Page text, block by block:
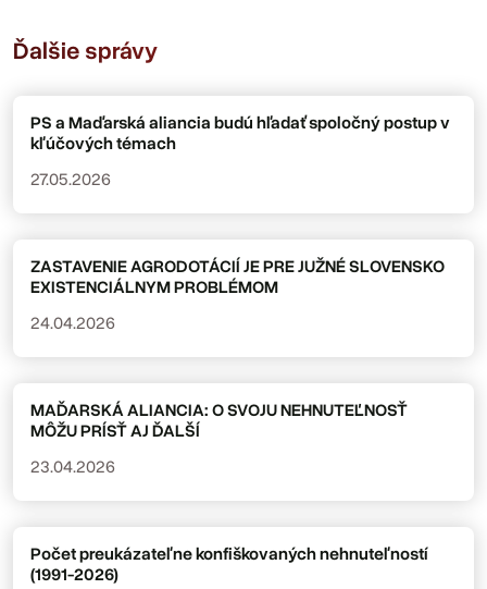
Ďalšie správy
PS a Maďarská aliancia budú hľadať spoločný postup v
kľúčových témach
27.05.2026
ZASTAVENIE AGRODOTÁCIÍ JE PRE JUŽNÉ SLOVENSKO
EXISTENCIÁLNYM PROBLÉMOM
24.04.2026
MAĎARSKÁ ALIANCIA: O SVOJU NEHNUTEĽNOSŤ
MÔŽU PRÍSŤ AJ ĎALŠÍ
23.04.2026
Počet preukázateľne konfiškovaných nehnuteľností
(1991-2026)